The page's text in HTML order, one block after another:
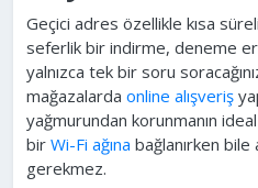
Geçici adres özellikle kısa
seferlik bir indirme, deneme
yalnızca tek bir soru
mağazalarda online alışveriş
yağmurundan korunmanın
bir Wi-Fi ağına bağlanırken
gerekmez.